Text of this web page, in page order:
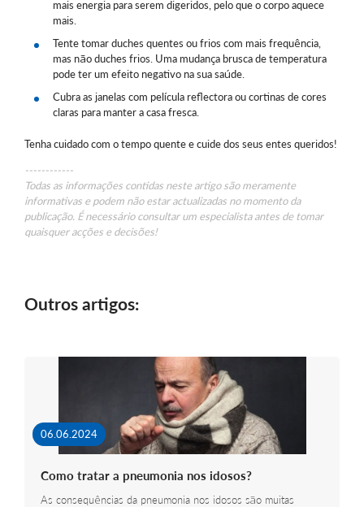
mais energia para serem digeridos, pelo que o corpo aquece
mais.
Tente tomar duches quentes ou frios com mais frequência,
mas não duches frios. Uma mudança brusca de temperatura
pode ter um efeito negativo na sua saúde.
Cubra as janelas com película reflectora ou cortinas de cores
claras para manter a casa fresca.
Tenha cuidado com o tempo quente e cuide dos seus entes queridos!
------------
Todas as informações contidas neste artigo são meramente
informativas e podem não estar actualizadas no momento da
publicação. É necessário consultar um especialista antes de tomar
quaisquer acções e decisões!
Outros artigos:
06.06.2024
Como tratar a pneumonia nos idosos?
As consequências da pneumonia nos idosos são muitas